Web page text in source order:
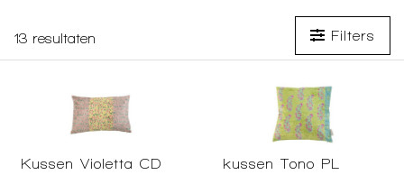
13 resultaten Filters
Kussen Violetta CD kussen Tono PL